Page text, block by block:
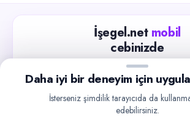
İşegel.net mobil
cebinizde
Güncel iş ilanlarını takip edin,
iletişime geçin.
Google
Daha iyi bir deneyim için
İsterseniz şimdilik tarayıcıda da
edebilirsiniz.